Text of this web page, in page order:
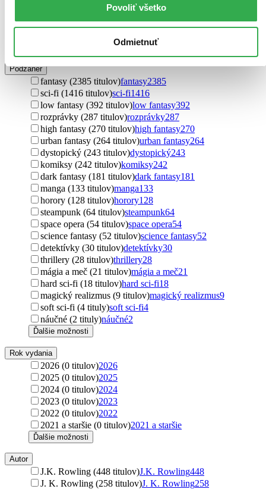
Povoliť všetko
Odmietnuť
scenáre (15 titulov)scenáre15
učebnice (12 titulov)učebnice12
Podžáner
fantasy (2385 titulov)fantasy2385
sci-fi (1416 titulov)sci-fi1416
low fantasy (392 titulov)low fantasy392
rozprávky (287 titulov)rozprávky287
high fantasy (270 titulov)high fantasy270
urban fantasy (264 titulov)urban fantasy264
dystopický (243 titulov)dystopický243
komiksy (242 titulov)komiksy242
dark fantasy (181 titulov)dark fantasy181
manga (133 titulov)manga133
horory (128 titulov)horory128
steampunk (64 titulov)steampunk64
space opera (54 titulov)space opera54
science fantasy (52 titulov)science fantasy52
detektívky (30 titulov)detektívky30
thrillery (28 titulov)thrillery28
mágia a meč (21 titulov)mágia a meč21
hard sci-fi (18 titulov)hard sci-fi18
magický realizmus (9 titulov)magický realizmus9
soft sci-fi (4 tituly)soft sci-fi4
náučné (2 tituly)náučné2
Ďalšie možnosti
Rok vydania
2026 (0 titulov)2026
2025 (0 titulov)2025
2024 (0 titulov)2024
2023 (0 titulov)2023
2022 (0 titulov)2022
2021 a staršie (0 titulov)2021 a staršie
Ďalšie možnosti
Autor
J.K. Rowling (448 titulov)J.K. Rowling448
J. K. Rowling (258 titulov)J. K. Rowling258